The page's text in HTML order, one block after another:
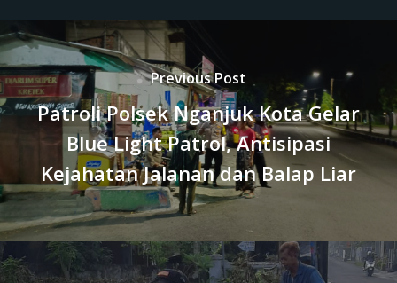
Previous Post
Patroli Polsek Nganjuk Kota Gelar
Blue Light Patrol, Antisipasi
Kejahatan Jalanan dan Balap Liar